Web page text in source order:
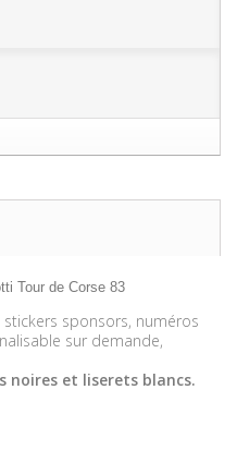
Tour de Corse 83
sponsors, numéros
sur demande,
noires et liserets blancs.